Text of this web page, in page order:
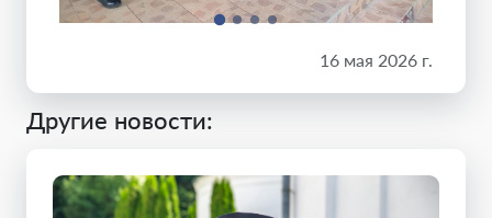
16 мая 2026 г.
Другие новости: